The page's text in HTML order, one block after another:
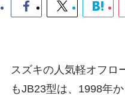
スズキの人気軽オフロ
もJB23型は、1998年